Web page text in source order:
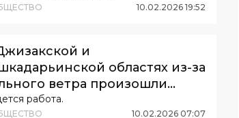
10.02.2026 19:52
10.02.2026 07:07
и
областях из-за
ветра произошли
в электросетях
работа.